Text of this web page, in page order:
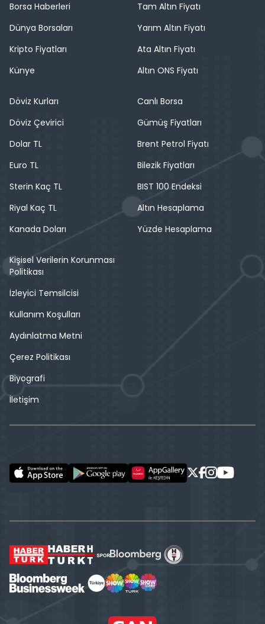
Borsa Haberleri
Dünya Borsaları
Kripto Fiyatları
Künye
Tam Altın Fiyatı
Yarım Altın Fiyatı
Ata Altın Fiyatı
Altın ONS Fiyatı
Döviz Kurları
Döviz Çevirici
Dolar TL
Euro TL
Sterin Kaç TL
Riyal Kaç TL
Kanada Doları
Canlı Borsa
Gümüş Fiyatları
Brent Petrol Fiyatı
Bilezik Fiyatları
BIST 100 Endeksi
Altın Hesaplama
Yüzde Hesaplama
Kişisel Verilerin Korunması
Politikası
İzleyici Temsilcisi
Kullanım Koşulları
Aydınlatma Metni
Çerez Politikası
Biyografi
İletişim